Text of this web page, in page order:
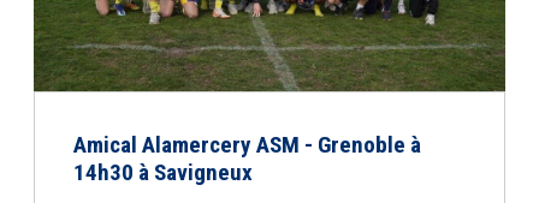
Amical Alamercery ASM - Grenoble à
14h30 à Savigneux